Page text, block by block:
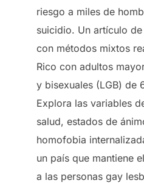
riesgo a miles de
suicidio. Un artículo
con métodos mixtos
Rico con adultos
y bisexuales (LGB) de
Explora las variables
salud, estados de
homofobia
un país que mantiene
a las personas gay